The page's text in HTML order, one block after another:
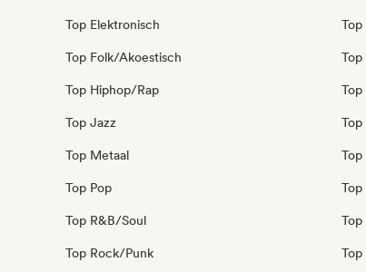
Top Elektronisch
Top Folk/Akoestisch
Top Hiphop/Rap
Top Jazz
Top Metaal
Top Pop
Top R&B/Soul
Top Rock/Punk
Top
Top
Top
Top
Top